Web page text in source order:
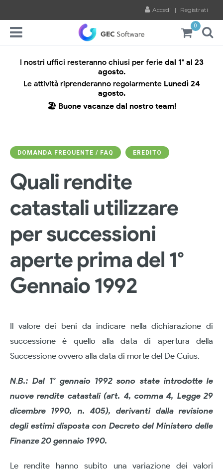
Accedi | Registrati
0
I nostri uffici resteranno chiusi per ferie dal 1° al 23
agosto.
Le attività riprenderanno regolarmente Lunedì 24
agosto.
🏖️ Buone vacanze dal nostro team!
DOMANDA FREQUENTE / FAQ EREDITO
Quali rendite
catastali utilizzare
per successioni
aperte prima del 1°
Gennaio 1992
Il valore dei beni da indicare nella dichiarazione di
successione è quello alla data di apertura della
Successione ovvero alla data di morte del De Cuius.
N.B.:Dal 1° gennaio 1992 sono state introdotte le
nuove rendite catastali (art. 4, comma4, Legge 29
dicembre 1990, n. 405), derivanti dalla revisione
degli estimi disposta con Decreto del Ministero delle
Finanze 20 gennaio 1990.
Le rendite hanno subito una variazione dei valori